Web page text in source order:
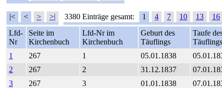
|< < > >| 3380 Einträge gesamt: 1 4 7 10 13
16
Lfd-
Nr
Seite im
Kirchenbuch
Lfd-Nr im
Kirchenbuch
Geburt des
Täuflings
Taufe
Täuflings
1
267 1 05.01.1838
2
267 2 31.12.1837
3
267 3 01.01.1838